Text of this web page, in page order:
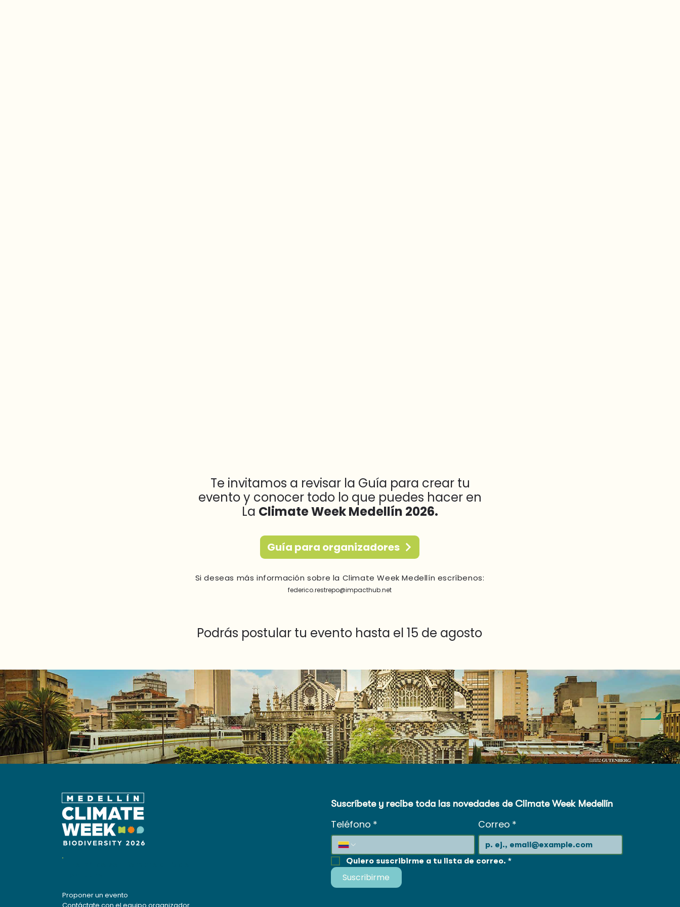
Te invitamos a revisar la Guía para crear tu
evento y conocer todo lo que puedes hacer en
La Climate Week Medellín 2026.
Guía para organizadores
Si deseas más información sobre la Climate Week Medellín escríbenos:
federico.restrepo@impacthub.net
Podrás postular tu evento hasta el 15 de agosto
Proponer un evento
Suscríbete y recibe toda las novedades de Climate Week Medellín
Teléfono * Correo *
Quiero suscribirme a tu lista de correo. *
Suscribirme